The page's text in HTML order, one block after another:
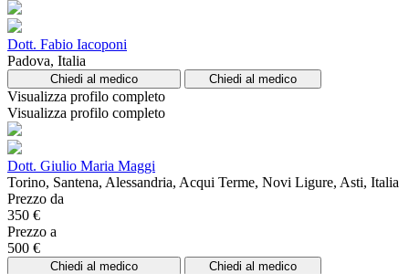
Dott. Fabio Iacoponi
Padova, Italia
Chiedi al medico Chiedi al medico
Visualizza profilo completo
Visualizza profilo completo
Dott. Giulio Maria Maggi
Torino, Santena, Alessandria, Acqui Terme, Novi Ligure, Asti, Italia
Prezzo da
350 €
Prezzo a
500 €
Chiedi al medico Chiedi al medico